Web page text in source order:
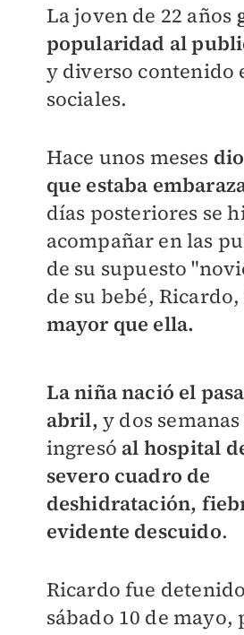
La joven de 22 años
popularidad al
y diverso contenido
sociales.
Hace unos meses
que estaba
días posteriores se
acompañar en las
de su supuesto
de su bebé, Ricardo,
mayor que ella.
La niña nació el
abril, y dos
ingresó al hospital
severo cuadro de
deshidratación,
evidente descuido.
Ricardo fue
sábado 10 de mayo,